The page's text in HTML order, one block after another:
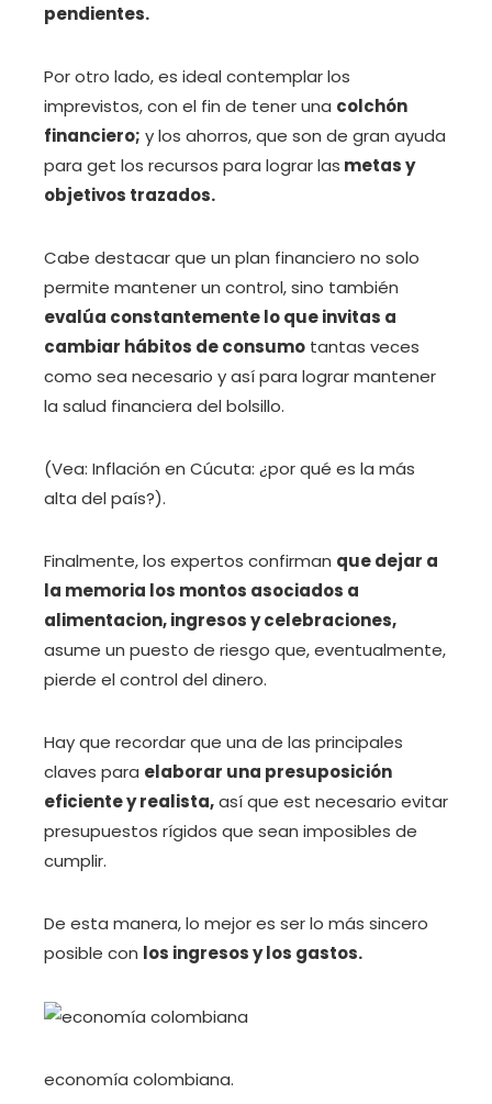
pendientes.
Por otro lado, es ideal contemplar los
imprevistos, con el fin de tener una colchón
financiero; y los ahorros, que son de gran ayuda
para get los recursos para lograr las metas y
objetivos trazados.
Cabe destacar que un plan financiero no solo
permite mantener un control, sino también
evalúa constantemente lo que invitas a
cambiar hábitos de consumo tantas veces
como sea necesario y así para lograr mantener
la salud financiera del bolsillo.
(Vea: Inflación en Cúcuta: ¿por qué es la más
alta del país?).
Finalmente, los expertos confirman que dejar a
la memoria los montos asociados a
alimentacion, ingresos y celebraciones,
asume un puesto de riesgo que, eventualmente,
pierde el control del dinero.
Hay que recordar que una de las principales
claves para elaborar una presuposición
eficiente y realista,así que est necesario evitar
presupuestos rígidos que sean imposibles de
cumplir.
De esta manera, lo mejor es ser lo más sincero
posible con los ingresos y los gastos.
economía colombiana.